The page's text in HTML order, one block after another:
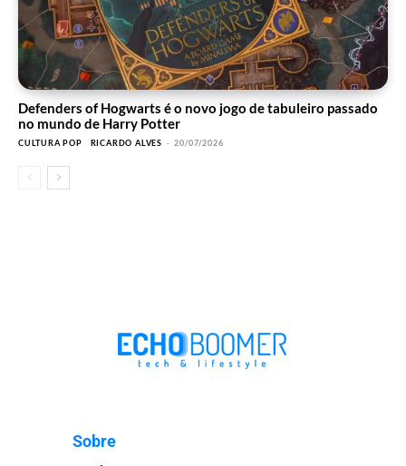
Defenders of Hogwarts é o novo jogo de tabuleiro passado
no mundo de Harry Potter
CULTURA POP RICARDO ALVES - 20/07/2026
Sobre